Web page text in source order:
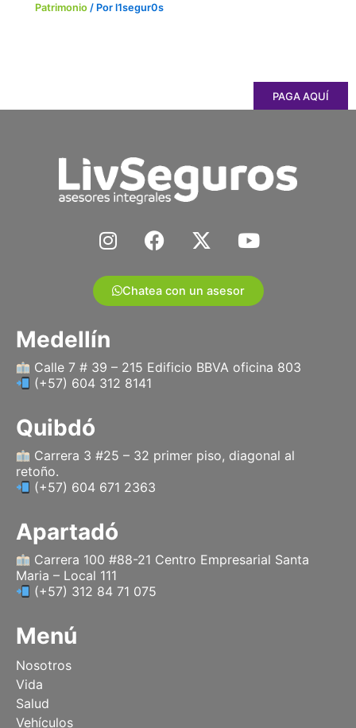
Patrimonio / Porl1segur0s
PAGA AQUÍ
I
n
t
a
r
a
m
F
a
e
b
k
X
-
w
i
e
Y
o
u
Chatea con un asesor
Medellín
Calle 7 # 39 – 215 Edificio BBVA oficina 803
(+57) 604 312 8141
Quibdó
Carrera 3 #25 – 32 primer piso, diagonal al
retoño.
(+57) 604 671 2363
Apartadó
Carrera 100 #88-21 Centro Empresarial Santa
Maria – Local 111
(+57) 312 84 71 075
Menú
Nosotros
Vida
Salud
Vehículos